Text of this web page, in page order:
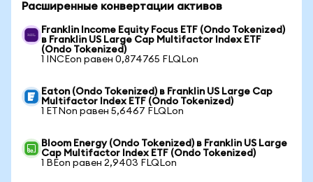
Расширенные конвертации активов
Franklin Income Equity Focus ETF (Ondo Tokenized)
в Franklin US Large Cap Multifactor Index ETF
(Ondo Tokenized)
1 INCEon равен 0,874765 FLQLon
Eaton (Ondo Tokenized) в Franklin US Large Cap
Multifactor Index ETF (Ondo Tokenized)
1 ETNon равен 5,6467 FLQLon
Bloom Energy (Ondo Tokenized) в Franklin US Large
Cap Multifactor Index ETF (Ondo Tokenized)
1 BEon равен 2,9403 FLQLon